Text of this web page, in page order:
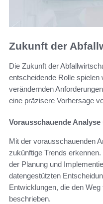
Zukunft der
Die Zukunft der
entscheidende Rolle
verändernden
eine präzisere Vorhersage
Vorausschauende
Mit der vorausschauenden
zukünftige Trends
der Planung und
datengestützten
Entwicklungen, die den
beschrieben.